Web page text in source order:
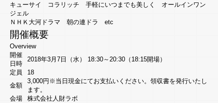
キューサイ コラリッチ 手軽にいつまでも美しく オールインワン
ジェル
ＮＨＫ大河ドラマ 朝の連ドラ etc
開催概要
Overview
開催
日時
2018年3月7日（水） 18:30～20:30（18:15開場）
定員
18
金額
3,000円※当日現金にてお支払いください。領収書を発行いたし
ます。
会場
株式会社人財ラボ